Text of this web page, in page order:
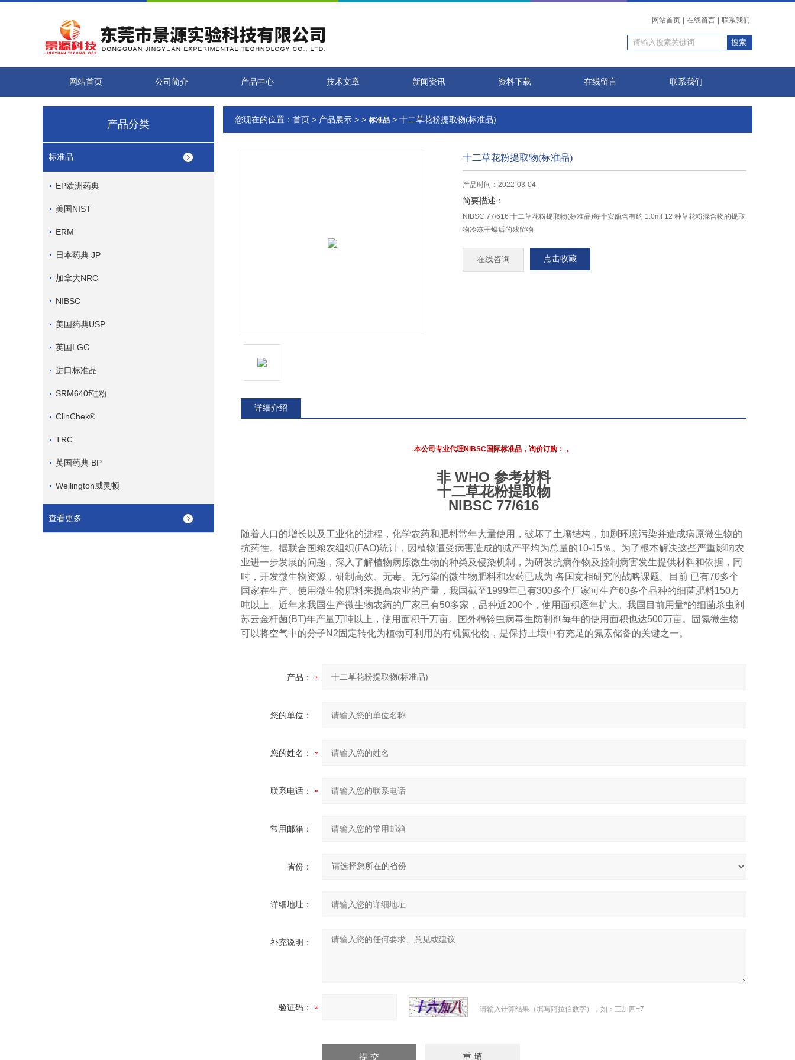
网站首页 在线留言 联系我们
网站首页 公司简介 产品中心 技术文章 新闻资讯 资料下载 在线留言 联系我们
产品分类
标准品
EP欧洲药典
美国NIST
ERM
日本药典 JP
加拿大NRC
NIBSC
美国药典USP
英国LGC
进口标准品
SRM640f硅粉
ClinChek®
TRC
英国药典 BP
Wellington威灵顿
查看更多
您现在的位置： 首页 > 产品展示 > > 标准品 > 十二草花粉提取物(标准品)
十二草花粉提取物(标准品)
产品时间：2022-03-04
简要描述：
NIBSC 77/616 十二草花粉提取物(标准品)每个安瓿含有约 1.0ml 12 种草花粉混合物的提取
物冷冻干燥后的残留物
在线咨询 点击收藏
详细介绍
本公司专业代理NIBSC国际标准品，询价订购： 。
非 WHO 参考材料
十二草花粉提取物
NIBSC 77/616
随着人口的增长以及工业化的进程，化学农药和肥料常年大量使用，破坏了土壤结构，加剧环境污染并造成病原微生物的
抗药性。据联合国粮农组织(FAO)统计，因植物遭受病害造成的减产平均为总量的10-15％。为了根本解决这些严重影响农
业进一步发展的问题，深入了解植物病原微生物的种类及侵染机制，为研发抗病作物及控制病害发生提供材料和依据，同
时，开发微生物资源，研制高效、无毒、无污染的微生物肥料和农药已成为 各国竞相研究的战略课题。目前 已有70多个
国家在生产、使用微生物肥料来提高农业的产量，我国截至1999年已有300多个厂家可生产60多个品种的细菌肥料150万
吨以上。近年来我国生产微生物农药的厂家已有50多家，品种近200个，使用面积逐年扩大。我国目前用量*的细菌杀虫剂
苏云金杆菌(BT)年产量万吨以上，使用面积千万亩。国外棉铃虫病毒生防制剂每年的使用面积也达500万亩。固氮微生物
可以将空气中的分子N2固定转化为植物可利用的有机氮化物，是保持土壤中有充足的氮素储备的关键之一。
产品：
您的单位：
您的姓名：
联系电话：
常用邮箱：
省份：
详细地址：
补充说明：
验证码： 请输入计算结果（填写阿拉伯数字），如：三加四=7